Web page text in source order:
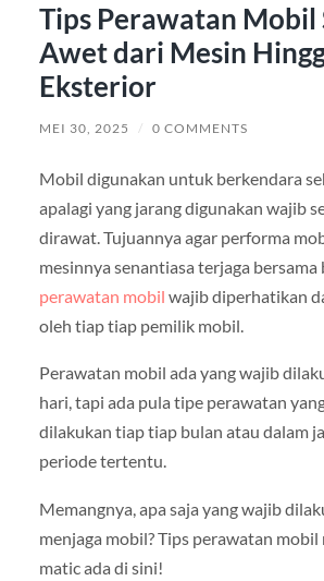
Tips Perawatan Mobil
Awet dari Mesin
Eksterior
MEI 30, 2025 / 0 COMMENTS
Mobil digunakan untuk berkendara
apalagi yang jarang digunakan wajib
dirawat. Tujuannya agar performa
mesinnya senantiasa terjaga bersama
perawatan mobil wajib diperhatikan
oleh tiap tiap pemilik mobil.
Perawatan mobil ada yang wajib
hari, tapi ada pula tipe perawatan
dilakukan tiap tiap bulan atau dalam
periode tertentu.
Memangnya, apa saja yang wajib
menjaga mobil? Tips perawatan
matic ada di sini!